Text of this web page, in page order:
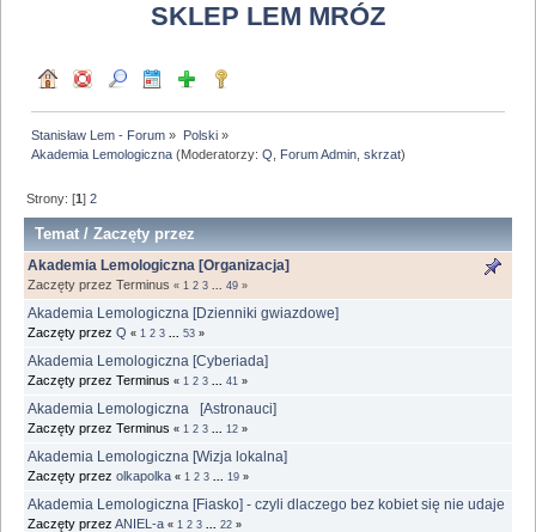
SKLEP LEM MRÓZ
Stanisław Lem - Forum » Polski»
Akademia Lemologiczna (Moderatorzy:Q Forum Admin ,skrzat)
Strony: [1]2
Temat /Zaczęty przez
Akademia Lemologiczna [Organizacja]
Zaczęty przez Terminus « 1 2 3 49 »
Akademia Lemologiczna [Dzienniki gwiazdowe]
Zaczęty przez Q « 1 2 3 53 »
Akademia Lemologiczna [Cyberiada]
Zaczęty przez Terminus « 1 2 3 41 »
Akademia Lemologiczna [Astronauci]
Zaczęty przez Terminus « 1 2 3 12 »
Akademia Lemologiczna [Wizja lokalna]
Zaczęty przez olkapolka « 1 2 3 19 »
Akademia Lemologiczna [Fiasko] - czyli dlaczego bez kobiet się nie udaje
Zaczęty przez ANIEL-a « 1 2 3 22 »